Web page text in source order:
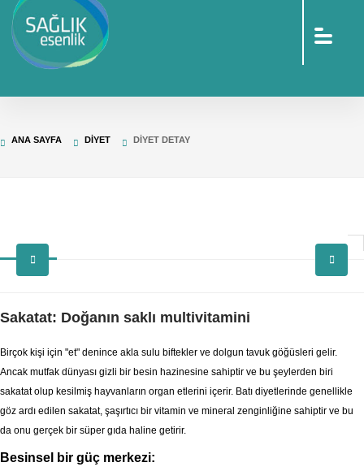
ANA SAYFA DIYET DIYET DETAY
Sakatat: Doğanın saklı multivitamini
Birçok kişi için "et" denince akla sulu biftekler ve dolgun tavuk göğüsleri gelir.
Ancak mutfak dünyası gizli bir besin hazinesine sahiptir ve bu şeylerden biri
sakatat olup kesilmiş hayvanların organ etlerini içerir. Batı diyetlerinde genellikle
göz ardı edilen sakatat, şaşırtıcı bir vitamin ve mineral zenginliğine sahiptir ve bu
da onu gerçek bir süper gıda haline getirir.
Besinsel bir güç merkezi:
sohbet
elektronik